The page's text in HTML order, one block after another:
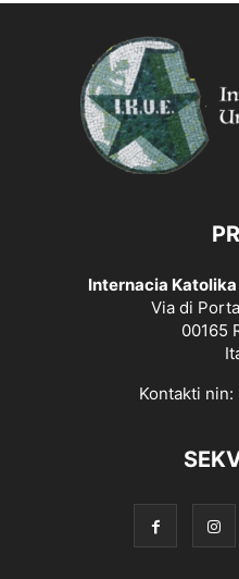
Internacia
Via di
00165
Kontakti nin: